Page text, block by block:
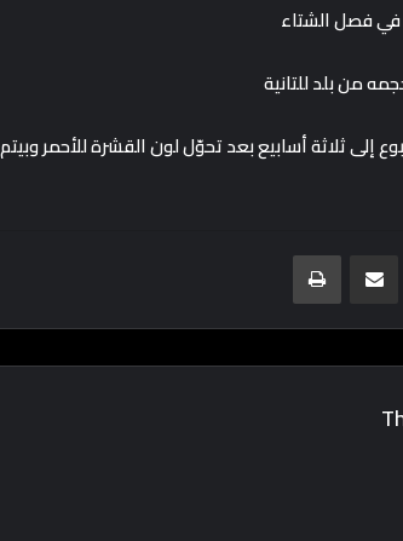
إلى ثلاثة أسابيع بعد تحوّل لون القشرة للأحمر
Print